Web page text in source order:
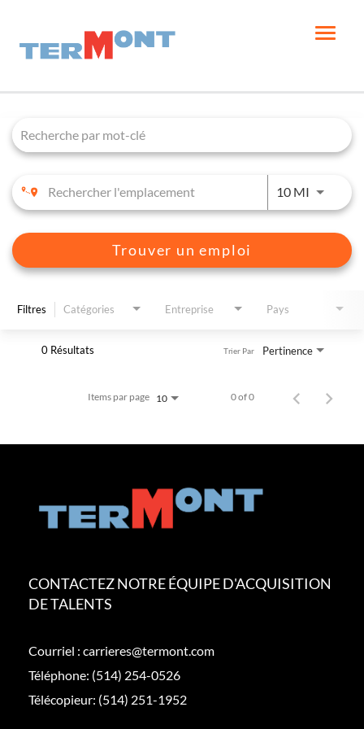
Toggle
10 MI
Trouver un emploi
Filtres Catégories Entreprise Pays
0 Résultats Pertinence
Trier Par
Items par page 10 0 of 0
CONTACTEZ NOTRE ÉQUIPE D'ACQUISITION
DE TALENTS
Courriel : carrieres@termont.com
Téléphone: (514) 254-0526
Télécopieur: (514) 251-1952